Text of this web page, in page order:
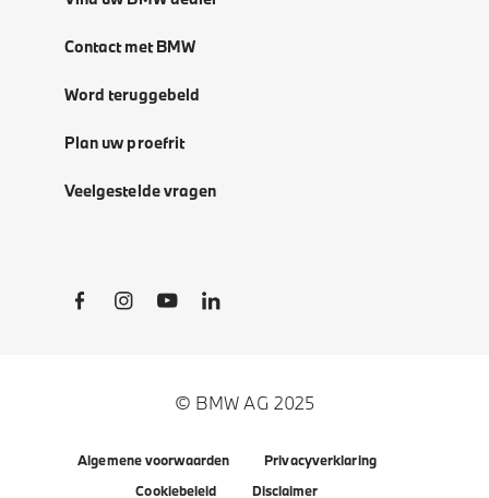
Contact met BMW
Word teruggebeld
Plan uw proefrit
Veelgestelde vragen
Social Links
© BMW AG 2025
Algemene voorwaarden
Privacyverklaring
Cookiebeleid
Disclaimer